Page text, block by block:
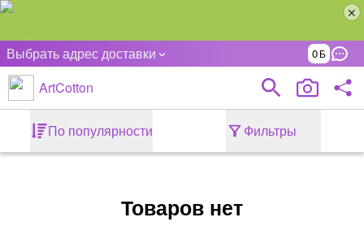
Выбрать адрес доставки 0
ArtCotton
По популярности Фильтры
Товаров нет